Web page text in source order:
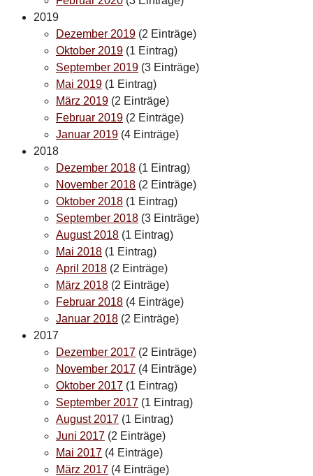
2019
Dezember 2019 (2 Einträge)
Oktober 2019 (1 Eintrag)
September 2019 (3 Einträge)
Mai 2019 (1 Eintrag)
März 2019 (2 Einträge)
Februar 2019 (2 Einträge)
Januar 2019 (4 Einträge)
2018
Dezember 2018 (1 Eintrag)
November 2018 (2 Einträge)
Oktober 2018 (1 Eintrag)
September 2018 (3 Einträge)
August 2018 (1 Eintrag)
Mai 2018 (1 Eintrag)
April 2018 (2 Einträge)
März 2018 (2 Einträge)
Februar 2018 (4 Einträge)
Januar 2018 (2 Einträge)
2017
Dezember 2017 (2 Einträge)
November 2017 (4 Einträge)
Oktober 2017 (1 Eintrag)
September 2017 (1 Eintrag)
August 2017 (1 Eintrag)
Juni 2017 (2 Einträge)
Mai 2017 (4 Einträge)
März 2017 (4 Einträge)